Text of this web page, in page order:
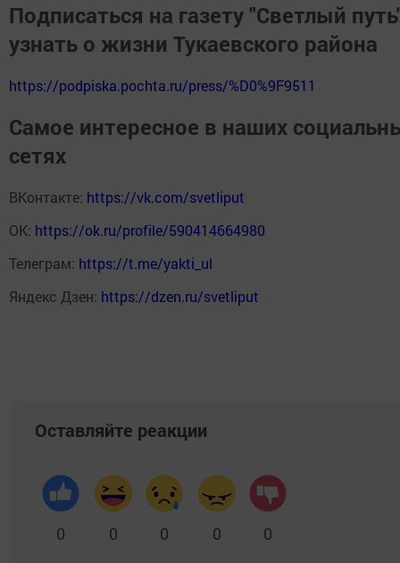
Подписаться на газету "Светлый
узнать о жизни Тукаевского района
https://podpiska.pochta.ru/press/%D0%9F9511
Самое интересное в наших
сетях
ВКонтакте: https://vk.com/svetliput
ОК: https://ok.ru/profile/590414664980
Телеграм: https://t.me/yakti_ul
Яндекс Дзен: https://dzen.ru/svetliput
Оставляйте реакции
0 0 0 0 0